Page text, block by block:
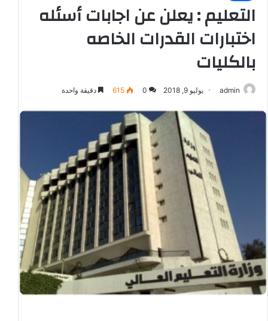
التعليم : يعلن عن اجابات أسئله
اختبارات القدرات الخاصه
بالكليات
admin يوليو 9, 2018 0
615 دقيقة واحدة